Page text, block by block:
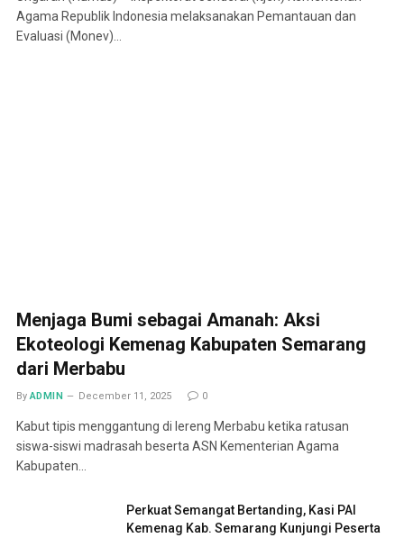
Agama Republik Indonesia melaksanakan Pemantauan dan
Evaluasi (Monev)…
Menjaga Bumi sebagai Amanah: Aksi
Ekoteologi Kemenag Kabupaten Semarang
dari Merbabu
By ADMIN December 11, 2025 0
Kabut tipis menggantung di lereng Merbabu ketika ratusan
siswa-siswi madrasah beserta ASN Kementerian Agama
Kabupaten…
Perkuat Semangat Bertanding, Kasi PAI
Kemenag Kab. Semarang Kunjungi Peserta